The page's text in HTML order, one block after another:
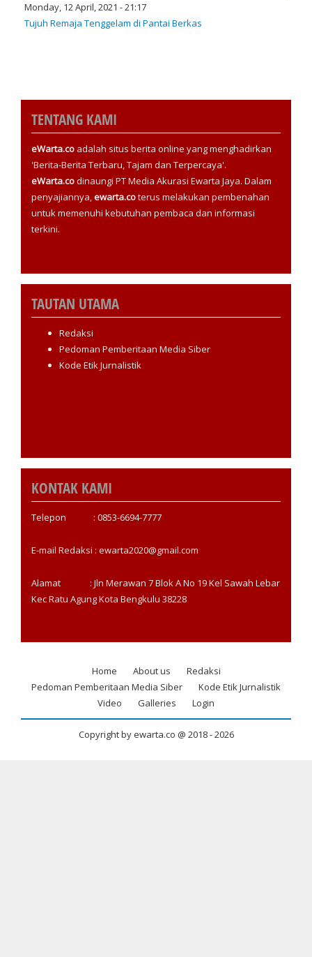
Monday, 12 April, 2021 - 21:17
Tujuh Remaja Tenggelam di Pantai Berkas
TENTANG KAMI
eWarta.co adalah situs berita online yang menghadirkan
'Berita-Berita Terbaru, Tajam dan Terpercaya'.
eWarta.codinaungi PT Media Akurasi Ewarta Jaya. Dalam
penyajiannya,ewarta.coterus melakukan pembenahan
untuk memenuhi kebutuhan pembaca dan informasi
terkini.
TAUTAN UTAMA
Redaksi
Pedoman Pemberitaan Media Siber
Kode Etik Jurnalistik
KONTAK KAMI
Telepon : 0853-6694-7777
E-mail Redaksi : ewarta2020@gmail.com
Alamat : Jln Merawan 7 Blok A No 19 Kel Sawah Lebar
Kec Ratu Agung Kota Bengkulu 38228
Footer
Home About us
Redaksi
Pedoman Pemberitaan Media Siber
Kode Etik Jurnalistik
Video
Galleries Login
Copyright by ewarta.co @ 2018 -2026